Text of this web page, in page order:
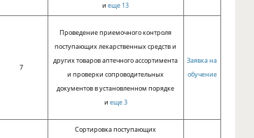
иеще 13
7
Проведение приемочного контроля
поступающих лекарственных средств и
других товаров аптечного ассортимента
и проверки сопроводительных
документов в установленном порядке
и еще 3
Заявка на
обучение
Сортировка поступающих